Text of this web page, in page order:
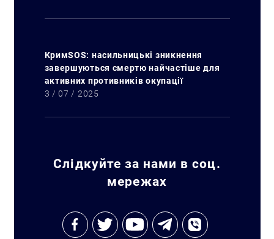
КримSOS: насильницькі зникнення
завершуються смертю найчастіше для
активних противників окупації
3 / 07 / 2025
Слідкуйте за нами в соц.
мережах